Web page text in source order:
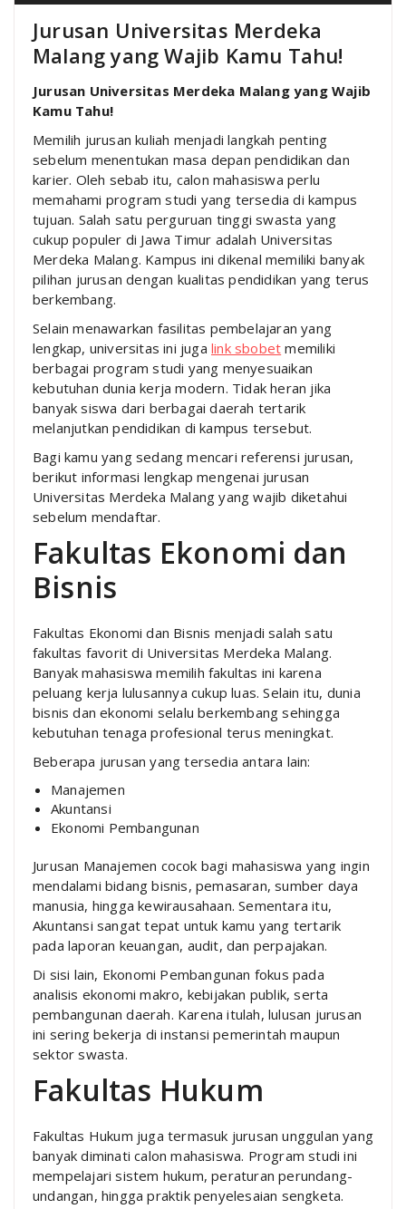
Jurusan Universitas Merdeka
Malang yang Wajib Kamu Tahu!
Jurusan Universitas Merdeka Malang yang Wajib
Kamu Tahu!
Memilih jurusan kuliah menjadi langkah penting
sebelum menentukan masa depan pendidikan dan
karier. Oleh sebab itu, calon mahasiswa perlu
memahami program studi yang tersedia di kampus
tujuan. Salah satu perguruan tinggi swasta yang
cukup populer di Jawa Timur adalah Universitas
Merdeka Malang. Kampus ini dikenal memiliki banyak
pilihan jurusan dengan kualitas pendidikan yang terus
berkembang.
Selain menawarkan fasilitas pembelajaran yang
lengkap, universitas ini juga link sbobet memiliki
berbagai program studi yang menyesuaikan
kebutuhan dunia kerja modern. Tidak heran jika
banyak siswa dari berbagai daerah tertarik
melanjutkan pendidikan di kampus tersebut.
Bagi kamu yang sedang mencari referensi jurusan,
berikut informasi lengkap mengenai jurusan
Universitas Merdeka Malang yang wajib diketahui
sebelum mendaftar.
Fakultas Ekonomi dan
Bisnis
Fakultas Ekonomi dan Bisnis menjadi salah satu
fakultas favorit di Universitas Merdeka Malang.
Banyak mahasiswa memilih fakultas ini karena
peluang kerja lulusannya cukup luas. Selain itu, dunia
bisnis dan ekonomi selalu berkembang sehingga
kebutuhan tenaga profesional terus meningkat.
Beberapa jurusan yang tersedia antara lain:
Manajemen
Akuntansi
Ekonomi Pembangunan
Jurusan Manajemen cocok bagi mahasiswa yang ingin
mendalami bidang bisnis, pemasaran, sumber daya
manusia, hingga kewirausahaan. Sementara itu,
Akuntansi sangat tepat untuk kamu yang tertarik
pada laporan keuangan, audit, dan perpajakan.
Di sisi lain, Ekonomi Pembangunan fokus pada
analisis ekonomi makro, kebijakan publik, serta
pembangunan daerah. Karena itulah, lulusan jurusan
ini sering bekerja di instansi pemerintah maupun
sektor swasta.
Fakultas Hukum
Fakultas Hukum juga termasuk jurusan unggulan yang
banyak diminati calon mahasiswa. Program studi ini
mempelajari sistem hukum, peraturan perundang-
undangan, hingga praktik penyelesaian sengketa.